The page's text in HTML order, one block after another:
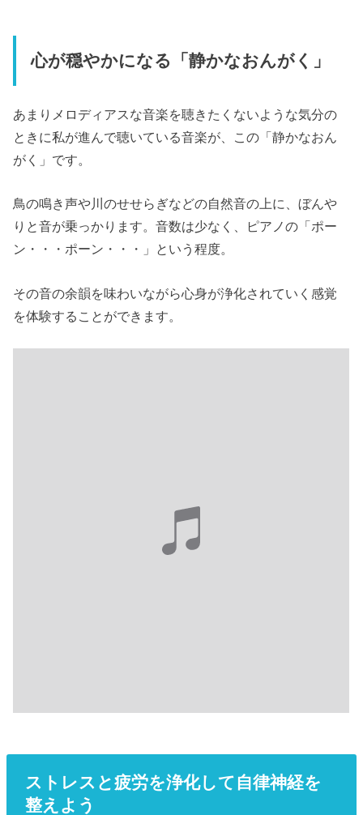
心が穏やかになる「静かなおんがく」
あまりメロディアスな音楽を聴きたくないような気分の
ときに私が進んで聴いている音楽が、この「静かなおん
がく」です。
鳥の鳴き声や川のせせらぎなどの自然音の上に、ぼんや
りと音が乗っかります。音数は少なく、ピアノの「ポー
ン・・・ポーン・・・」という程度。
その音の余韻を味わいながら心身が浄化されていく感覚
を体験することができます。
ストレスと疲労を浄化して自律神経を
整えよう